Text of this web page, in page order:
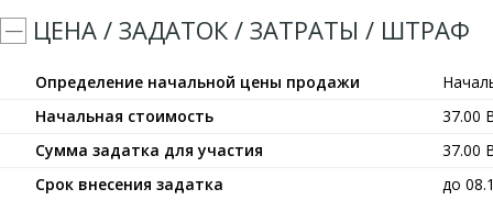
ЦЕНА / ЗАДАТОК / ЗАТРАТЫ / ШТРАФ
Определение начальной цены продажи
Начальная стоимость
37.00
Сумма задатка для участия
37.00
Срок внесения задатка
до